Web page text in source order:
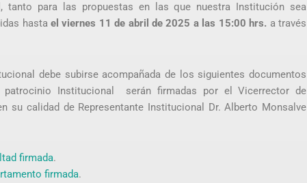
tanto para las propuestas en las que nuestra Institución sea
hasta el viernes 11 de abril de 2025 a las 15:00 hrs. a través
debe subirse acompañada de los siguientes documentos
Institucional serán firmadas por el Vicerrector de
su calidad de Representante Institucional Dr. Alberto Monsalve
firmada.
firmada.